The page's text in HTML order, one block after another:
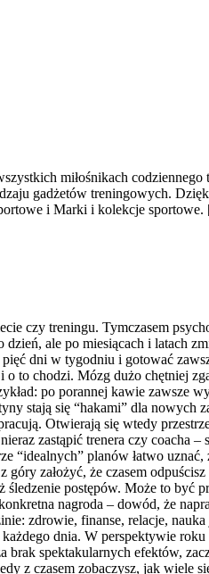
miłośnikach codziennego
gadżetów treningowych.
i Marki i kolekcje
czy treningu. Tymczasem
ale po miesiącach i latach
dni w tygodniu i gotować
to chodzi. Mózg dużo chętniej
po porannej kawie zawsze
stają się “hakami” dla nowych
Otwierają się wtedy
zastąpić trenera czy coacha
“idealnych” planów łatwo
góry założyć, że czasem
postępów. Może to być
nagroda – dowód, że
zdrowie, finanse, relacje,
dnia. W perspektywie
spektakularnych efektów,
z czasem zobaczysz, jak wiele